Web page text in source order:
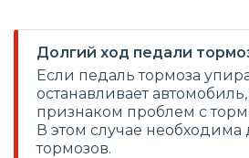
Долгий ход педали
Если педаль тормоза
останавливает
признаком проблем с
В этом случае необходима
тормозов.